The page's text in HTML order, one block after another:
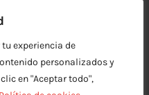
experiencia de
personalizados y
en "Aceptar todo",